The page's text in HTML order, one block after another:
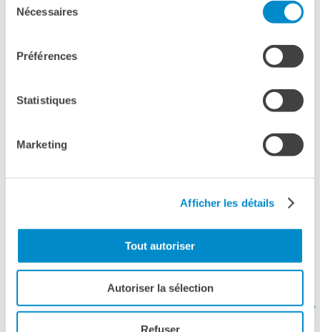
Nécessaires
Préférences
Statistiques
Marketing
Afficher les détails
Tout autoriser
Autoriser la sélection
Refuser
FRANCESE CON SOTTOTITOLI IN ITALIANO
to watch this video.
Acquista online e salta la coda:
CREA UN ACCOUNT > PAGA DA
ENTRA IN SALA PRESENTANDO IL